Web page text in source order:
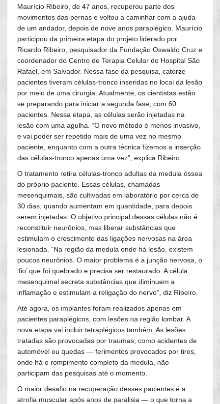
Maurício Ribeiro, de 47 anos, recuperou parte dos
movimentos das pernas e voltou a caminhar com a ajuda
de um andador, depois de nove anos paraplégico. Maurício
participou da primeira etapa do projeto liderado por
Ricardo Ribeiro, pesquisador da Fundação Oswaldo Cruz e
coordenador do Centro de Terapia Celular do Hospital São
Rafael, em Salvador. Nessa fase da pesquisa, catorze
pacientes tiveram células-tronco inseridas no local da lesão
por meio de uma cirurgia. Atualmente, os cientistas estão
se preparando para iniciar a segunda fase, com 60
pacientes. Nessa etapa, as células serão injetadas na
lesão com uma agulha. “O novo método é menos invasivo,
e vai poder ser repetido mais de uma vez no mesmo
paciente, enquanto com a outra técnica fizemos a inserção
das células-tronco apenas uma vez”, explica Ribeiro.
O tratamento retira células-tronco adultas da medula óssea
do próprio paciente. Essas células, chamadas
mesenquimais, são cultivadas em laboratório por cerca de
30 dias, quando aumentam em quantidade, para depois
serem injetadas. O objetivo principal dessas células não é
reconstituir neurônios, mas liberar substâncias que
estimulam o crescimento das ligações nervosas na área
lesionada. “Na região da medula onde há lesão, existem
poucos neurônios. O maior problema é a junção nervosa, o
‘fio’ que foi quebrado e precisa ser restaurado. A célula
mesenquimal secreta substâncias que diminuem a
inflamação e estimulam a religação do nervo”, diz Ribeiro.
Até agora, os implantes foram realizados apenas em
pacientes paraplégicos, com lesões na região lombar. A
nova etapa vai incluir tetraplégicos também. As lesões
tratadas são provocadas por traumas, como acidentes de
automóvel ou quedas — ferimentos provocados por tiros,
onde há o rompimento completo da medula, não
participam das pesquisas até o momento.
O maior desafio na recuperação desses pacientes é a
atrofia muscular após anos de paralisia — o que torna a